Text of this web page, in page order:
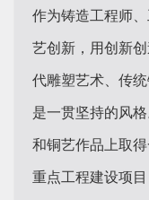
作为铸造工程师
艺创新，用创新
代雕塑艺术、传
是一贯坚持的风
和铜艺作品上取
重点工程建设项